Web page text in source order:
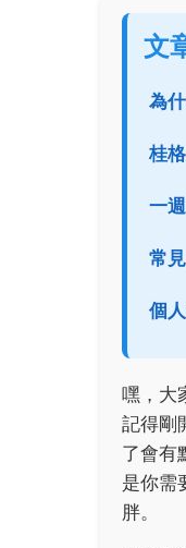
文
為
桂
一
常
個
嘿，大
記得剛
了會有
是你需
胖。